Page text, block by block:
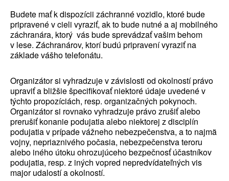
Budete mať k dispozícii záchranné vozidlo, ktoré bude
pripravené v cieli vyraziť, ak to bude nutné a aj mobilného
záchranára, ktorý vás bude sprevádzať vašim behom
v lese. Záchranárov, ktorí budú pripravení vyraziť na
základe vášho telefonátu.
Organizátor si vyhradzuje v závislosti od okolností právo
upraviť a bližšie špecifikovať niektoré údaje uvedené v
týchto propozíciách, resp. organizačných pokynoch.
Organizátor si rovnako vyhradzuje právo zrušiť alebo
prerušiť konanie podujatia alebo niektorej z disciplín
podujatia v prípade vážneho nebezpečenstva, a to najmä
vojny, nepriaznivého počasia, nebezpečenstva teroru
alebo iného útoku ohrozujúceho bezpečnosť účastníkov
podujatia, resp. z iných vopred nepredvídateľných vis
major udalostí a okolností.